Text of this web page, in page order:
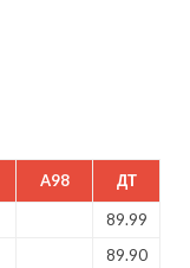
A98 ДТ
89.99
89.90